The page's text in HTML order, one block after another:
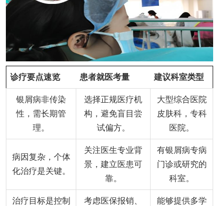
诊疗要点速览 患者就医考量 建议科室类型
银屑病非传染
性，需长期管
理。
选择正规医疗机
构，避免盲目尝
试偏方。
大型综合医院
皮肤科，专科
医院。
病因复杂，个体
化治疗是关键。
关注医生专业背
景，建立医患可
靠。
有银屑病专病
门诊或研究的
科室。
治疗目标是控制
考虑医保报销、
能够提供多学